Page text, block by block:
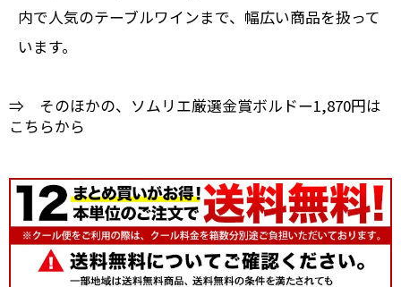
内で人気のテーブルワインまで、幅広い商品を扱って
います。
⇒ そのほかの、ソムリエ厳選金賞ボルドー1,870円は
こちらから